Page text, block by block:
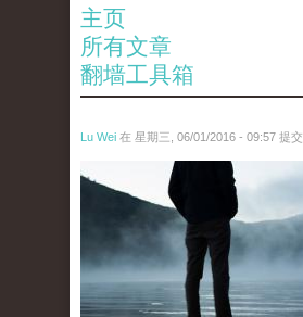
主页
所有文章
翻墙工具箱
Lu Wei 在 星期三, 06/01/2016 - 09:57 提交
wen_tou_tu_2.jpg